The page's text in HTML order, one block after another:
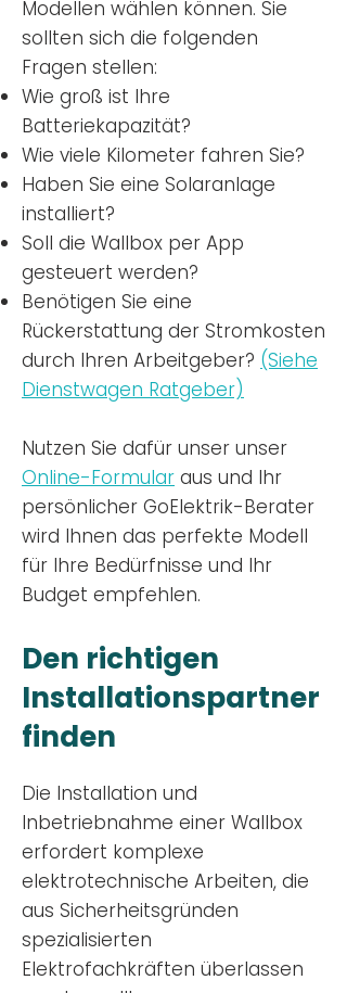
Modellen wählen können. Sie
sollten sich die folgenden
Fragen stellen:
Wie groß ist Ihre
Batteriekapazität?
Wie viele Kilometer fahren Sie?
Haben Sie eine Solaranlage
installiert?
Soll die Wallbox per App
gesteuert werden?
Benötigen Sie eine
Rückerstattung der Stromkosten
durch Ihren Arbeitgeber? (Siehe
Dienstwagen Ratgeber)
Nutzen Sie dafür unser unser
Online-Formular aus und Ihr
persönlicher GoElektrik-Berater
wird Ihnen das perfekte Modell
für Ihre Bedürfnisse und Ihr
Budget empfehlen.
Den richtigen
Installationspartner
finden
Die Installation und
Inbetriebnahme einer Wallbox
erfordert komplexe
elektrotechnische Arbeiten, die
aus Sicherheitsgründen
spezialisierten
Elektrofachkräften überlassen